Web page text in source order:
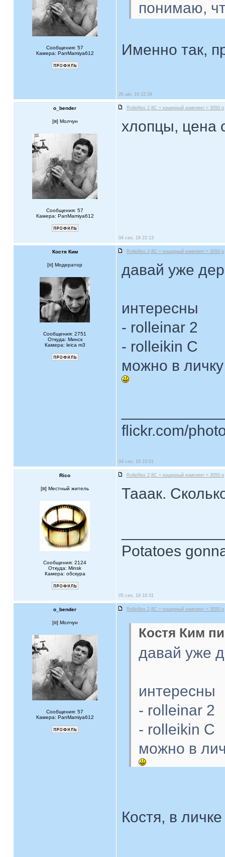
Сообщения: 57
Камера: PanMamiya612
понимаю,
Именно так,
26 авг, 19 22:34
o_bender Rolleiflex 2,8C + кошерный комплект = 3050 р
[ ] Молчун
Сообщения: 57
Камера: PanMamiya612
хлопцы, цена
04 сен, 19 22:13
Костя Ким Rolleiflex 2,8C + кошерный комплект = 3050 р
[ ] Модератор
Сообщения: 2751
Откуда: Минск
Камера: leica m3
давай уже
интересны
- rolleinar 2
- rolleikin C
можно в личку
flickr.com/
04 сен, 19 23:01
Rico Rolleiflex 2,8C + кошерный комплект = 3050 р
[ ] Местный житель
Сообщения: 2124
Откуда: Minsk
Камера: обскура
Тааак.
Potatoes
05 сен, 19 16:31
o_bender Rolleiflex 2,8C + кошерный комплект = 3050 р
[ ] Молчун
Сообщения: 57
Камера: PanMamiya612
Костя Ким
давай уже
интересны
- rolleinar 2
- rolleikin C
можно в
Костя, в личке